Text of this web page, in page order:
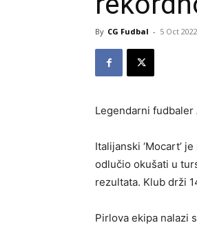
By CG Fudbal - 5 Oct
Legendarni
Italijanski ‘Mocart’
odlučio okušati u
rezultata. Klub drži
Pirlova ekipa nalazi